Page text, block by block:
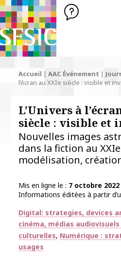
SFSIC Société Française des
Société
de l'Information
Accueil | AAC Événement |
l’écran au XXIe siècle : visible et
L’Univers à
siècle : visible et
Nouvelles images
dans la fiction au
modélisation,
Mis en ligne le
7 octobre 2022
Informations éditées à partir
Thématiques
Digital: strategies, devices
cinéma, médias
culturelles Numérique :
usages